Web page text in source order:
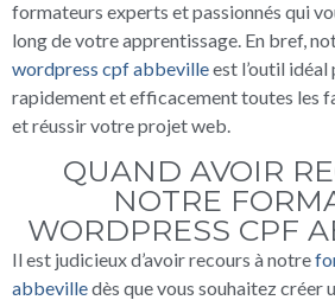
formateurs experts et passionnés qui
long de votre apprentissage. En bref,
wordpress cpf abbevilleest l’outil
rapidement et efficacement toutes les
et réussir votre projet web.
QUAND AVOIR
NOTRE
WORDPRESS CPF
Il est judicieux d’avoir recours à notre
abbevilledès que vous souhaitez créer